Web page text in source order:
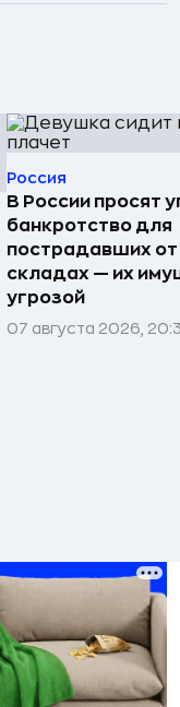
Россия
В России просят
банкротство для
пострадавших
складах — их
угрозой
07 августа 2026,